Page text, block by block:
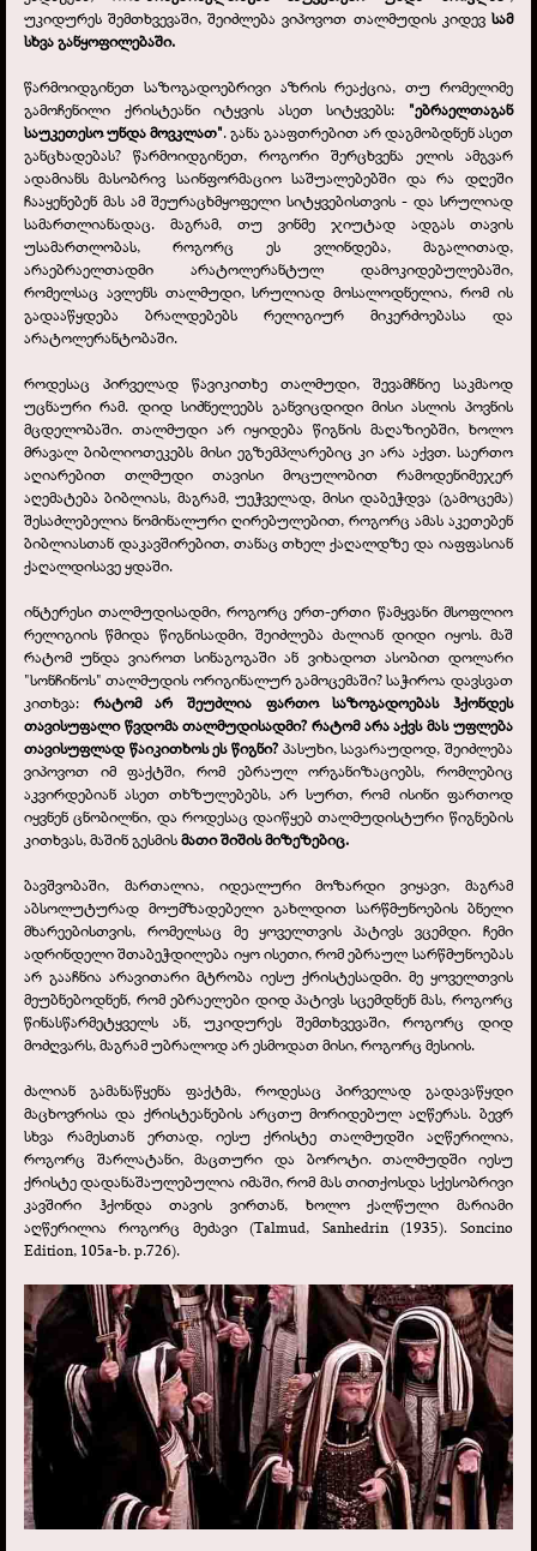
უკიდურეს შემთხვევაში, შეიძლება ვიპოვოთ თალმუდის კიდევ სამ
სხვა განყოფილებაში.
წარმოიდგინეთ საზოგადოებრივი აზრის რეაქცია, თუ რომელიმე
გამოჩენილი ქრისტეანი იტყვის ასეთ სიტყვებს:
"ებრაელთაგან
საუკეთესო უნდა მოვკლათ". განა გააფთრებით არ დაგმობდნენ ასეთ
განცხადებას? წარმოიდგინეთ, როგორი შერცხვენა ელის ამგვარ
ადამიანს მასობრივ საინფორმაციო საშუალებებში და რა დღეში
ჩააყენებენ მას ამ შეურაცხმყოფელი სიტყვებისთვის - და სრულიად
სამართლიანადაც. მაგრამ, თუ ვინმე ჯიუტად ადგას თავის
უსამართლობას, როგორც ეს ვლინდება, მაგალითად,
არაებრაელთადმი არატოლერანტულ დამოკიდებულებაში,
რომელსაც ავლენს თალმუდი, სრულიად მოსალოდნელია, რომ ის
გადააწყდება ბრალდებებს რელიგიურ მიკერძოებასა და
არატოლერანტობაში.
როდესაც პირველად წავიკითხე თალმუდი, შევამჩნიე საკმაოდ
უცნაური რამ. დიდ სიძნელეებს განვიცდიდი მისი ასლის პოვნის
მცდელობაში. თალმუდი არ იყიდება წიგნის მაღაზიებში, ხოლო
მრავალ ბიბლიოთეკებს მისი ეგზემპლარებიც კი არა აქვთ. საერთო
აღიარებით თლმუდი თავისი მოცულობით რამოდენიმეჯერ
აღემატება ბიბლიას, მაგრამ, უეჭველად, მისი დაბეჭდვა (გამოცემა)
შესაძლებელია ნომინალური ღირებულებით, როგორც ამას აკეთებენ
ბიბლიასთან დაკავშირებით, თანაც თხელ ქაღალდზე და იაფფასიან
ქაღალდისავე ყდაში.
ინტერესი თალმუდისადმი, როგორც ერთ-ერთი წამყვანი მსოფლიო
რელიგიის წმიდა წიგნისადმი, შეიძლება ძალიან დიდი იყოს. მაშ
რატომ უნდა ვიაროთ სინაგოგაში ან ვიხადოთ ასობით დოლარი
"სონჩინოს" თალმუდის ორიგინალურ გამოცემაში? საჭიროა დავსვათ
კითხვა:
რატომ არ შეუძლია ფართო საზოგადოებას ჰქონდეს
თავისუფალი წვდომა თალმუდისადმი? რატომ არა აქვს მას უფლება
თავისუფლად წაიკითხოს ეს წიგნი? პასუხი, სავარაუდოდ, შეიძლება
ვიპოვოთ იმ ფაქტში, რომ ებრაულ ორგანიზაციებს, რომლებიც
აკვირდებიან ასეთ თხზულებებს, არ სურთ, რომ ისინი ფართოდ
იყვნენ ცნობილნი, და როდესაც დაიწყებ თალმუდისტური წიგნების
კითხვას, მაშინ გესმისმათი შიშის მიზეზებიც.
ბავშვობაში, მართალია, იდეალური მოზარდი ვიყავი, მაგრამ
აბსოლუტურად მოუმზადებელი გახლდით სარწმუნოების ბნელი
მხარეებისთვის, რომელსაც მე ყოველთვის პატივს ვცემდი. ჩემი
ადრინდელი შთაბეჭდილება იყო ისეთი, რომ ებრაულ სარწმუნოებას
არ გააჩნია არავითარი მტრობა იესუ ქრისტესადმი. მე ყოველთვის
მეუბნებოდნენ, რომ ებრაელები დიდ პატივს სცემდნენ მას, როგორც
წინასწარმეტყველს ან, უკიდურეს შემთხვევაში, როგორც დიდ
მოძღვარს, მაგრამ უბრალოდ არ ესმოდათ მისი, როგორც მესიის.
ძალიან გამანაწყენა ფაქტმა, როდესაც პირველად გადავაწყდი
მაცხოვრისა და ქრისტეანების არცთუ მორიდებულ აღწერას. ბევრ
სხვა რამესთან ერთად, იესუ ქრისტე თალმუდში აღწერილია,
როგორც შარლატანი, მაცთური და ბოროტი. თალმუდში იესუ
ქრისტე დადანაშაულებულია იმაში, რომ მას თითქოსდა სქესობრივი
კავშირი ჰქონდა თავის ვირთან, ხოლო ქალწული მარიამი
აღწერილია როგორც მეძავი (Talmud, Sanhedrin (1935). Soncino
Edition, 105a-b. p.726).